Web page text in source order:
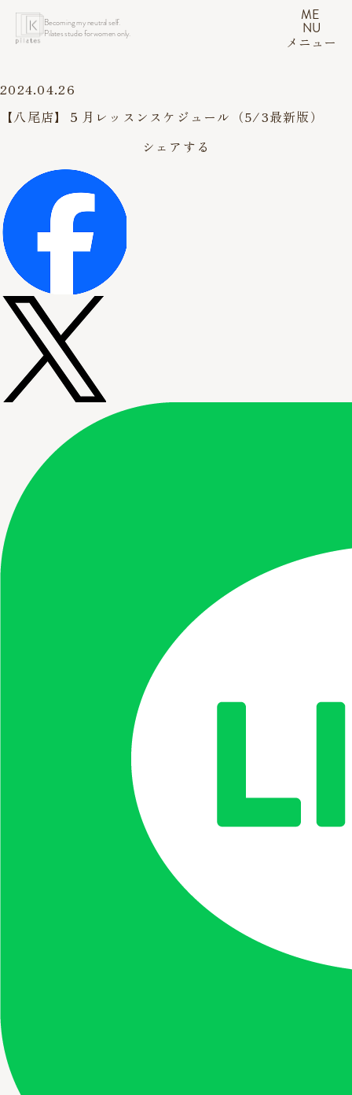
Becoming my neutral self.
Pilates studio for women only.
ME
NU
メニュー
2024.04.26
【八尾店】５月レッスンスケジュール（5/3最新版）
シェアする